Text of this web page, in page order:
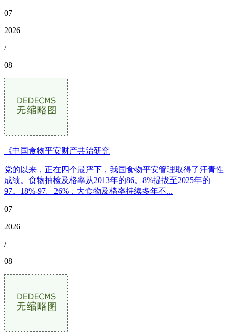
07
2026
/
08
《中国食物平安财产共治研究
党的以来，正在四个最严下，我国食物平安管理取得了汗青性
成绩。食物抽检及格率从2013年的86。8%提拔至2025年的
97。18%-97。26%，大食物及格率持续多年不...
07
2026
/
08